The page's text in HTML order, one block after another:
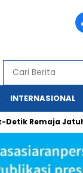
INTERNASIONAL
Jatuh Dari